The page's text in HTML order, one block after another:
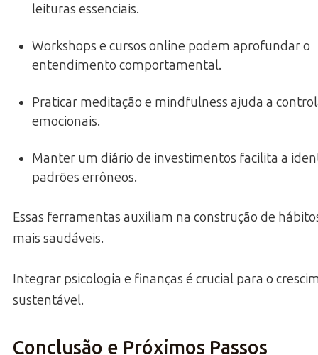
leituras essenciais.
Workshops e cursos online podem aprofundar o
entendimento comportamental.
Praticar meditação e mindfulness ajuda a
emocionais.
Manter um diário de investimentos facilita a
padrões errôneos.
Essas ferramentas auxiliam na construção de
mais saudáveis.
Integrar psicologia e finanças é crucial para o
sustentável.
Conclusão e Próximos Passos